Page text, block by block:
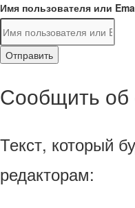
Имя пользователя или
Отправить
Сообщить об
Текст, который
редакторам: